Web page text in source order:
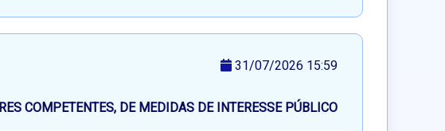
31/07/2026 15:59
COMPETENTES, DE MEDIDAS DE INTERESSE PÚBLICO